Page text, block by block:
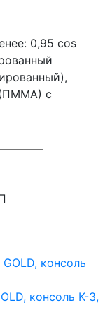
0,95 cos
(ПММА) с
консоль K-3,